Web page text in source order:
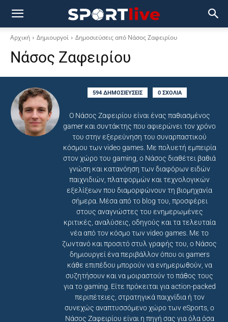
Αρχική Δημιουργοί Δημοσιεύσεις από Νάσος Ζαφειρίου
Νάσος Ζαφειρίου
594 ΔΗΜΟΣΙΕΥΣΕΙΣ 0 ΣΧΟΛΙΑ
Ο Νάσος Ζαφειρίου είναι ένας παθιασμένος
gamer και συντάκτης που αφιερώνει τον χρόνο
του στην εξερεύνηση του συναρπαστικού
κόσμου των video games. Με πολυετή εμπειρία
στον χώρο του gaming, ο Νάσος διαθέτει βαθιά
γνώση και κατανόηση των διαφόρων ειδών
παιχνιδιών, πλατφορμών και τεχνολογικών
εξελίξεων που διαμορφώνουν τη βιομηχανία
σήμερα. Μέσα από το blog του, προσφέρει
στους αναγνώστες του ενημερωμένες
κριτικές, αναλύσεις, οδηγούς και τα τελευταία
νέα από τον κόσμο των video games. Με το
ζωντανό και προσιτό στυλ γραφής του, ο Νάσος
δημιουργεί ένα περιβάλλον όπου οι gamers
κάθε επιπέδου μπορούν να ενημερωθούν, να
συζητήσουν και να μοιραστούν το πάθος τους
για το gaming. Είτε πρόκειται για action-packed
περιπέτειες, στρατηγικά παιχνίδια ή τον
συνεχώς αναπτυσσόμενο χώρο των eSports, ο
Νάσος Ζαφειρίου είναι η πηγή σας για όλα όσα